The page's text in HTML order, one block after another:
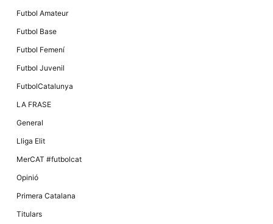
Futbol Amateur
Futbol Base
Futbol Femení
Futbol Juvenil
FutbolCatalunya
LA FRASE
General
Lliga Elit
MerCAT #futbolcat
Opinió
Primera Catalana
Titulars